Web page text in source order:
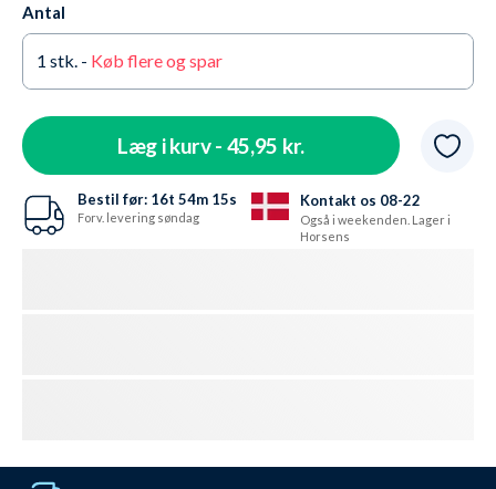
Antal
1 stk. - Køb flere og spar
Læg i kurv - 45,95 kr.
Bestil før: 16t54m 14s
Forv. levering søndag
Kontakt os 08-22
Også i weekenden. Lager i
Horsens